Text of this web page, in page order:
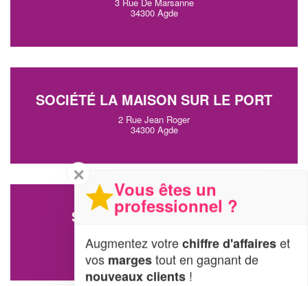
34300 Agde
SOCIÉTÉ LA MAISON SUR LE PORT
2 Rue Jean Roger
34300 Agde
SOCIÉTÉ VILLA GALAND
29 Chemin Des Camarines
34300 Agde
✕
Vous êtes un
professionnel ?
Augmentez votrechiffre d'affaireset
vos margestout en gagnant de
nouveaux clients !